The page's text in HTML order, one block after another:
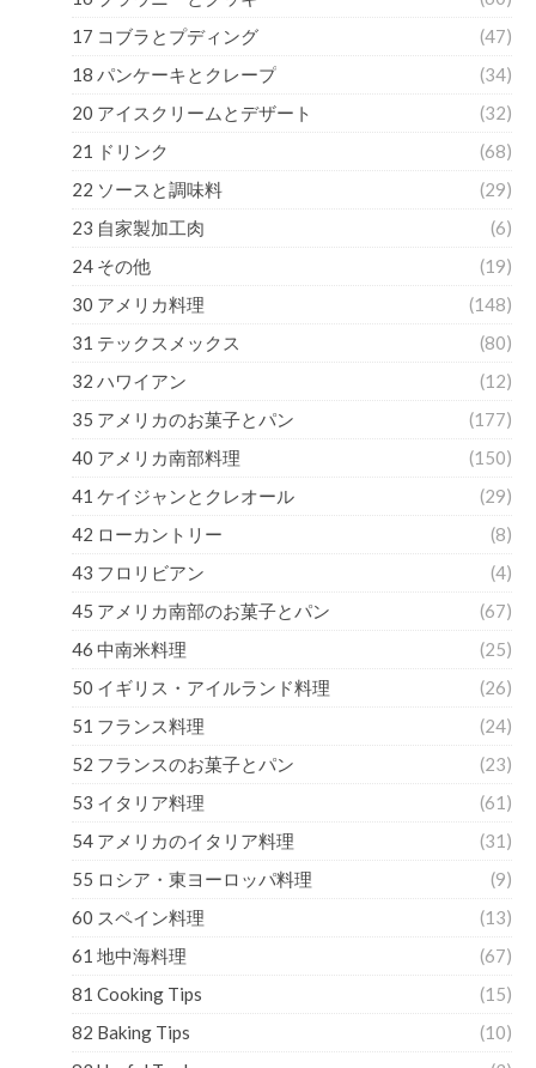
17 コブラとプディング
(47)
18 パンケーキとクレープ
(34)
20 アイスクリームとデザート
(32)
21 ドリンク
(68)
22 ソースと調味料
(29)
23 自家製加工肉
(6)
24 その他
(19)
30 アメリカ料理
(148)
31 テックスメックス
(80)
32 ハワイアン
(12)
35 アメリカのお菓子とパン
(177)
40 アメリカ南部料理
(150)
41 ケイジャンとクレオール
(29)
42 ローカントリー
(8)
43 フロリビアン
(4)
45 アメリカ南部のお菓子とパン
(67)
46 中南米料理
(25)
50 イギリス・アイルランド料理
(26)
51 フランス料理
(24)
52 フランスのお菓子とパン
(23)
53 イタリア料理
(61)
54 アメリカのイタリア料理
(31)
55 ロシア・東ヨーロッパ料理
(9)
60 スペイン料理
(13)
61 地中海料理
(67)
81 Cooking Tips
(15)
82 Baking Tips
(10)